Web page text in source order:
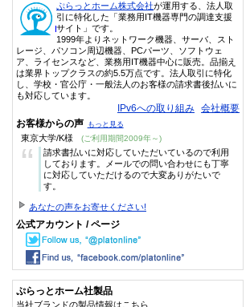
ぷらっとホーム株式会社が運用する、法人取
引に特化した「業務用IT機器専門の調達支援
サイト」です。
1999年よりネットワーク機器、サーバ、スト
レージ、パソコン周辺機器、PCパーツ、ソフトウェ
ア、ライセンスなど、業務用IT機器中心に販売。品揃え
は業界トップクラスの約5.5万点です。法人取引に特化
し、学校・官公庁・一般法人のお客様の請求書後払いに
も対応しています。
IPv6への取り組み 会社概要
お客様からの声 もっと見る
東京大学/K様 (ご利用期間2009年～)
“
請求書払いに対応していただいているので利用
しております。メールでの問い合わせにも丁寧
に対応していただけるので大変ありがたいで
す。
あなたの声をお寄せください!
公式アカウント / ページ
ぷらっとホーム社製品
当社ブランドの製品情報はこちら